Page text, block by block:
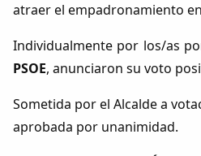
atraer el empadronamiento
Individualmente por los/as
PSOE, anunciaron su voto
Sometida por el Alcalde a
aprobada por unanimidad.